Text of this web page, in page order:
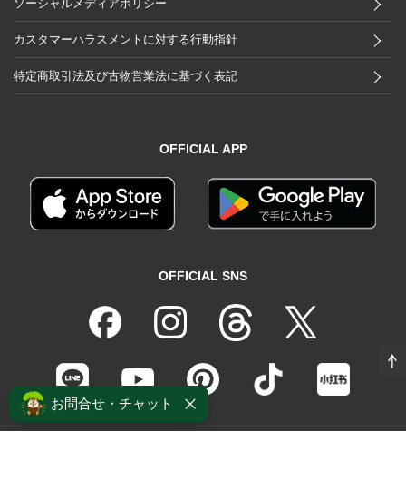
ソーシャルメディアポリシー
カスタマーハラスメントに対する行動指針
特定商取引法及び古物営業法に基づく表記
OFFICIAL APP
OFFICIAL SNS
お問合せ・チャット